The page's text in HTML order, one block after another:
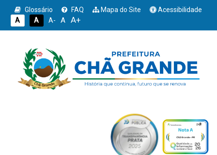
Glossário FAQ Mapa do Site
Acessibilidade
A
A A- A A+